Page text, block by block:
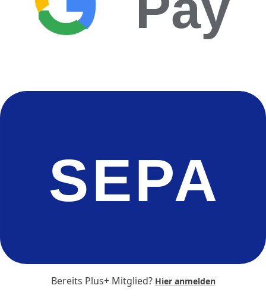
SEPA
Bereits Plus+ Mitglied? Hier anmelden